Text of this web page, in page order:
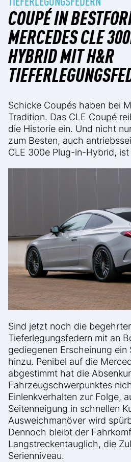
COUPÉ IN
MERCEDES CLE
HYBRID MIT H&R
Schicke Coupés haben bei
Tradition. Das CLE Coupé
die Historie ein. Und nicht
zum Besten, auch
CLE 300e Plug-in-Hybrid,
Sind jetzt noch die
Tieferlegungsfedern mit an
gediegenen Erscheinung ein
hinzu. Penibel auf die
abgestimmt hat die
Fahrzeugschwerpunktes
Einlenkverhalten zur Folge,
Seitenneigung in schnellen
Ausweichmanöver wird
Dennoch bleibt der
Langstreckentauglich, die
Serienniveau.